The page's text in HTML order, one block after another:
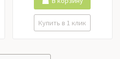
Купить в 1 клик